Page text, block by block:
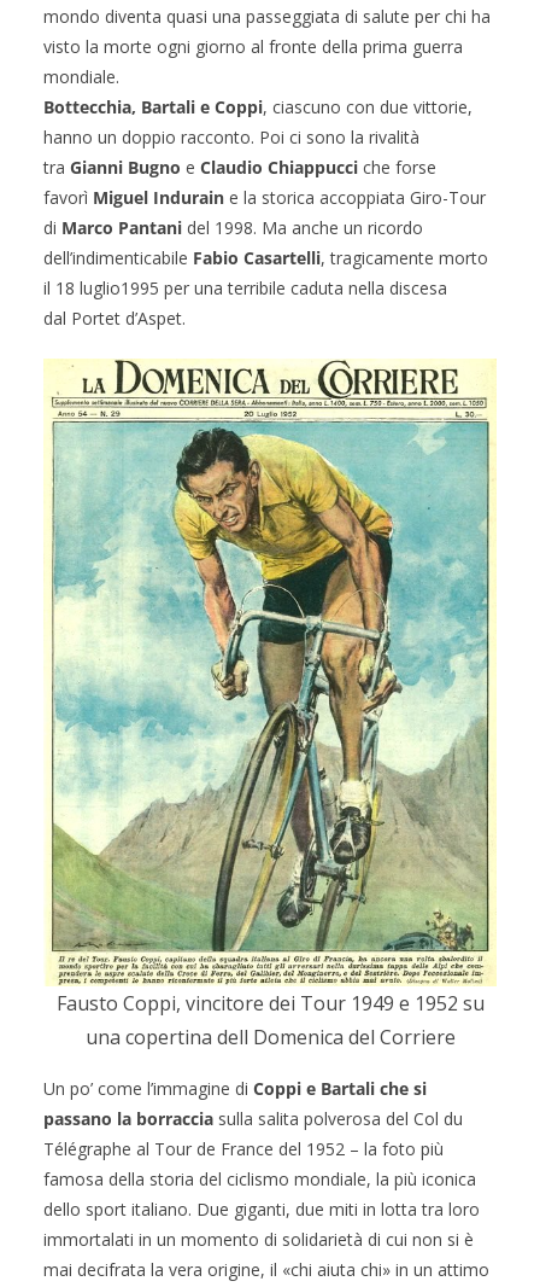
mondo diventa quasi una passeggiata di salute per chi ha
visto la morte ogni giorno al fronte della prima guerra
mondiale.
Bottecchia, Bartali e Coppi, ciascuno con due vittorie,
hanno un doppio racconto. Poi ci sono la rivalità
tra Gianni Bugno e Claudio Chiappucci che forse
favorì Miguel Indurain e la storica accoppiata Giro-Tour
di Marco Pantani del 1998. Ma anche un ricordo
dell’indimenticabile Fabio Casartelli, tragicamente morto
il 18 luglio1995 per una terribile caduta nella discesa
dal Portet d’Aspet.
Fausto Coppi, vincitore dei Tour 1949 e 1952 su
una copertina dell Domenica del Corriere
Un po’ come l’immagine di Coppi e Bartali che si
passano la borraccia sulla salita polverosa del Col du
Télégraphe al Tour de France del 1952 – la foto più
famosa della storia del ciclismo mondiale, la più iconica
dello sport italiano. Due giganti, due miti in lotta tra loro
immortalati in un momento di solidarietà di cui non si è
mai decifrata la vera origine, il «chi aiuta chi» in un attimo